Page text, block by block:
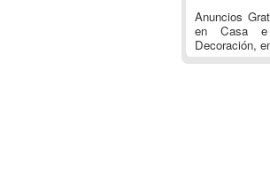
Anuncios
en Casa
Decoración,